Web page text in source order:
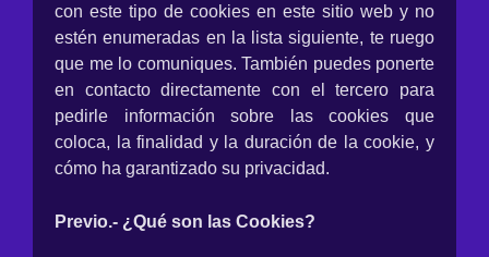
con este tipo de cookies en este sitio web y no
estén enumeradas en la lista siguiente, te ruego
que me lo comuniques. También puedes ponerte
en contacto directamente con el tercero para
pedirle información sobre las cookies que
coloca, la finalidad y la duración de la cookie, y
cómo ha garantizado su privacidad.
Previo.- ¿Qué son las Cookies?